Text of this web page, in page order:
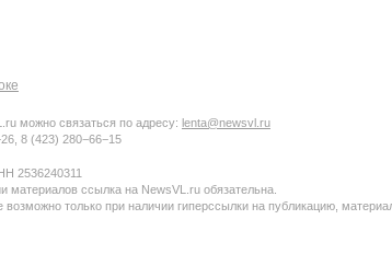
можно связаться по адресу: lenta@newsvl.ru
8 (423) 280−66−15
2536240311
материалов ссылка на NewsVL.ru обязательна.
возможно только при наличии гиперссылки на публикацию,